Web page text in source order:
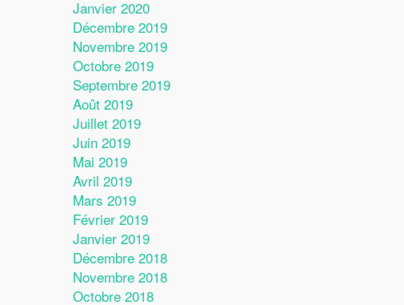
Janvier 2020
Décembre 2019
Novembre 2019
Octobre 2019
Septembre 2019
Août 2019
Juillet 2019
Juin 2019
Mai 2019
Avril 2019
Mars 2019
Février 2019
Janvier 2019
Décembre 2018
Novembre 2018
Octobre 2018